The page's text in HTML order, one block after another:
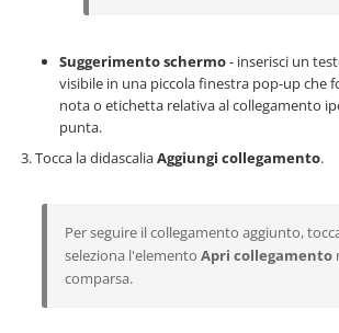
Suggerimento schermo- inserisci un
visibile in una piccola finestra pop-up che
nota o etichetta relativa al collegamento
punta.
Tocca la didascaliaAggiungi collegamento.
Per seguire il collegamento aggiunto,
seleziona l'elemento Apri collegamento
comparsa.